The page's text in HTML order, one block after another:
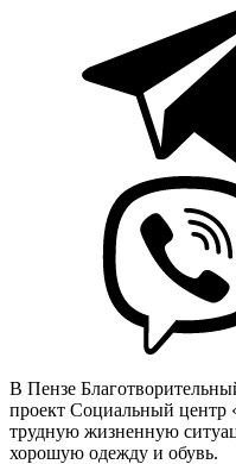
В Пензе
проект Социальный центр
трудную жизненную
хорошую одежду и обувь.